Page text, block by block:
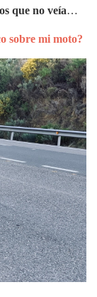
que no veía…
sobre mi moto?